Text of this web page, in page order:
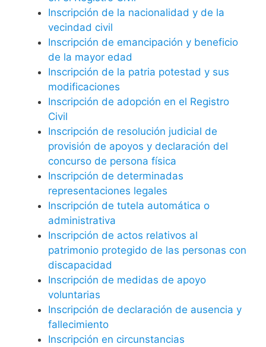
Inscripción de la nacionalidad y de la
vecindad civil
Inscripción de emancipación y beneficio
de la mayor edad
Inscripción de la patria potestad y sus
modificaciones
Inscripción de adopción en el Registro
Civil
Inscripción de resolución judicial de
provisión de apoyos y declaración del
concurso de persona física
Inscripción de determinadas
representaciones legales
Inscripción de tutela automática o
administrativa
Inscripción de actos relativos al
patrimonio protegido de las personas con
discapacidad
Inscripción de medidas de apoyo
voluntarias
Inscripción de declaración de ausencia y
fallecimiento
Inscripción en circunstancias